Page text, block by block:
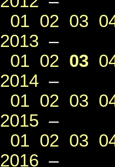
01 02 03
2013 –
01 02 03
2014 –
01 02 03
2015 –
01 02 03
2016 –